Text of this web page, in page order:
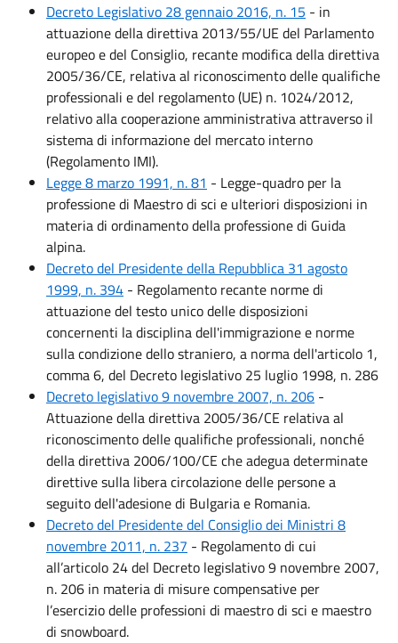
Decreto Legislativo 28 gennaio 2016, n. 15 - in
attuazione della direttiva 2013/55/UE del Parlamento
europeo e del Consiglio, recante modifica della direttiva
2005/36/CE, relativa al riconoscimento delle qualifiche
professionali e del regolamento (UE) n. 1024/2012,
relativo alla cooperazione amministrativa attraverso il
sistema di informazione del mercato interno
(Regolamento IMI).
Legge 8 marzo 1991, n. 81 - Legge-quadro per la
professione di Maestro di sci e ulteriori disposizioni in
materia di ordinamento della professione di Guida
alpina.
Decreto del Presidente della Repubblica 31 agosto
1999, n. 394 - Regolamento recante norme di
attuazione del testo unico delle disposizioni
concernenti la disciplina dell'immigrazione e norme
sulla condizione dello straniero, a norma dell'articolo 1,
comma 6, del Decreto legislativo 25 luglio 1998, n. 286
Decreto legislativo 9 novembre 2007, n. 206 -
Attuazione della direttiva 2005/36/CE relativa al
riconoscimento delle qualifiche professionali, nonché
della direttiva 2006/100/CE che adegua determinate
direttive sulla libera circolazione delle persone a
seguito dell'adesione di Bulgaria e Romania.
Decreto del Presidente del Consiglio dei Ministri 8
novembre 2011, n. 237 - Regolamento di cui
all’articolo 24 del Decreto legislativo 9 novembre 2007,
n. 206 in materia di misure compensative per
l’esercizio delle professioni di maestro di sci e maestro
di snowboard.